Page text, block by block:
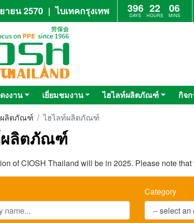
ายน 2570 | ไบเทคกรุงเทพ 396
DAYS
22
HOURS
06
MINS
งงาน เยี่ยมชมงาน ไฮไลท์ผลิตภัณฑ์ กิจ
ลิตภัณฑ์
ไฮไลท์ผลิตภัณฑ์
ผลิตภัณฑ์
of CIOSH Thailand will be in 2025. Please note
Category